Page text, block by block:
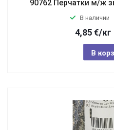
90762 Перчатки м/ж
В наличии
4,85€/кг
В